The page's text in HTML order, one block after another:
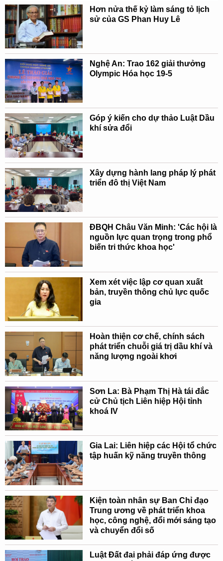
Hơn nửa thế kỷ làm sáng tỏ lịch
sử của GS Phan Huy Lê
Nghệ An: Trao 162 giải thưởng
Olympic Hóa học 19-5
Góp ý kiến cho dự thảo Luật Dầu
khí sửa đổi
Xây dựng hành lang pháp lý phát
triển đô thị Việt Nam
ĐBQH Châu Văn Minh: 'Các hội là
nguồn lực quan trọng trong phổ
biến tri thức khoa học'
Xem xét việc lập cơ quan xuất
bản, truyền thông chủ lực quốc
gia
Hoàn thiện cơ chế, chính sách
phát triển chuỗi giá trị dầu khí và
năng lượng ngoài khơi
Sơn La: Bà Phạm Thị Hà tái đắc
cử Chủ tịch Liên hiệp Hội tỉnh
khoá IV
Gia Lai: Liên hiệp các Hội tổ chức
tập huấn kỹ năng truyền thông
Kiện toàn nhân sự Ban Chỉ đạo
Trung ương về phát triển khoa
học, công nghệ, đổi mới sáng tạo
và chuyển đổi số
Luật Đất đai phải đáp ứng được